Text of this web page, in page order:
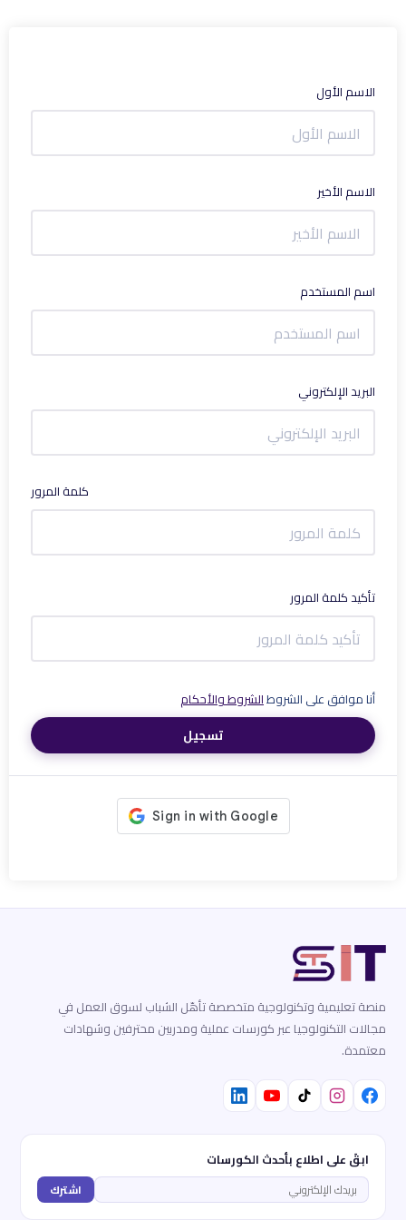
الاسم الأول
الاسم الأخير
اسم المستخدم
البريد الإلكتروني
كلمة المرور
تأكيد كلمة المرور
أنا موافق على الشروطالشروط والأحكام
تسجيل
منصة تعليمية وتكنولوجية متخصصة تأهّل الشباب لسوق العمل في
مجالات التكنولوجيا عبر كورسات عملية ومدربين محترفين وشهادات
معتمدة.
ابقَ على اطلاع بأحدث الكورسات
اشترك